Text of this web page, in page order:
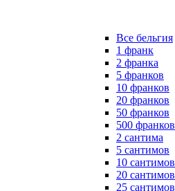
Все бельгия
1 франк
2 франка
5 франков
10 франков
20 франков
50 франков
500 франков
2 сантима
5 сантимов
10 сантимов
20 сантимов
25 сантимов